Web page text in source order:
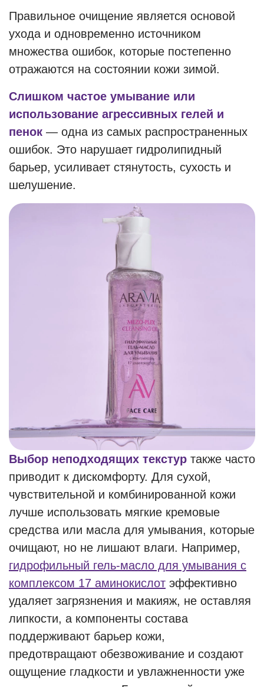
Правильное очищение является основой
ухода и одновременно источником
множества ошибок, которые постепенно
отражаются на состоянии кожи зимой.
Слишком частое умывание или
использование агрессивных гелей и
пенок — одна из самых распространенных
ошибок. Это нарушает гидролипидный
барьер, усиливает стянутость, сухость и
шелушение.
Выбор неподходящих текстур также часто
приводит к дискомфорту. Для сухой,
чувствительной и комбинированной кожи
лучше использовать мягкие кремовые
средства или масла для умывания, которые
очищают, но не лишают влаги. Например,
гидрофильный гель-масло для умывания с
комплексом 17 аминокислот эффективно
удаляет загрязнения и макияж, не оставляя
липкости, а компоненты состава
поддерживают барьер кожи,
предотвращают обезвоживание и создают
ощущение гладкости и увлажненности уже